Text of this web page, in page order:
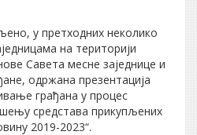
у претходних неколико
на територији
Савета месне заједнице и
одржана презентација
грађана у процес
средстава прикупљених
2019-2023“.